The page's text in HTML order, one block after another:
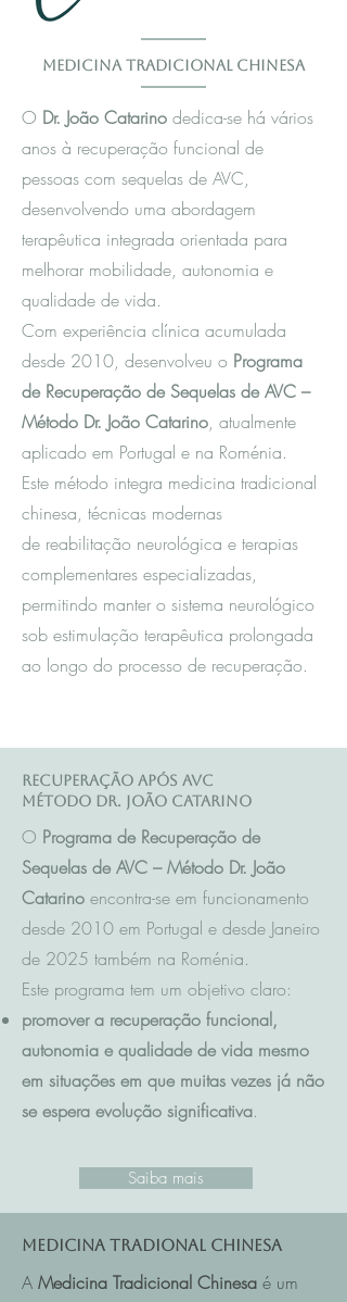
Medicina Tradicional Chinesa
O Dr. João Catarino dedica-se há vários
anos à recuperação funcional de
pessoas com sequelas de AVC,
desenvolvendo uma abordagem
terapêutica integrada orientada para
melhorar mobilidade, autonomia e
qualidade de vida.
Com experiência clínica acumulada
desde 2010, desenvolveu o Programa
de Recuperação de Sequelas de AVC –
Método Dr. João Catarino, atualmente
aplicado em Portugal e na Roménia.
Este método integra medicina tradicional
chinesa, técnicas modernas
de reabilitação neurológica e terapias
complementares especializadas,
permitindo manter o sistema neurológico
sob estimulação terapêutica prolongada
ao longo do processo de recuperação.
Recuperação após AVC
Método Dr. João Catarino
O Programa de Recuperação de
Sequelas de AVC – Método Dr. João
Catarino encontra-se em funcionamento
desde 2010 em Portugal e desde Janeiro
de 2025 também na Roménia.
Este programa tem um objetivo claro:
promover a recuperação funcional,
autonomia e qualidade de vida mesmo
em situações em que muitas vezes já não
se espera evolução significativa.
Saiba mais
Medicina Tradional Chinesa
A Medicina Tradicional Chinesa é um